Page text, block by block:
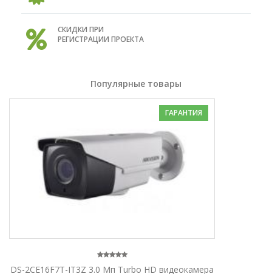
СКИДКИ ПРИ
РЕГИСТРАЦИИ ПРОЕКТА
Популярные товары
ГАРАНТИЯ
DS-2CE16F7T-IT3Z 3.0 Мп Turbo HD видеокамера